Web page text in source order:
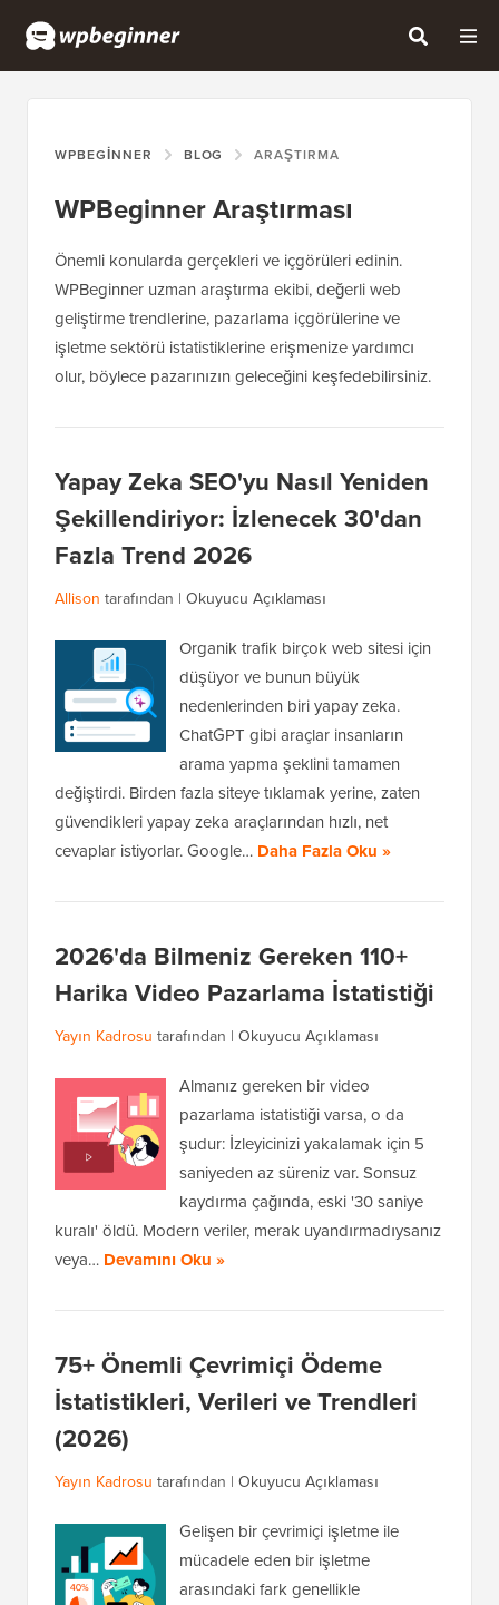
WPBEGINNER BLOG ARAŞTIRMA
WPBeginner Araştırması
Önemli konularda gerçekleri ve içgörüleri edinin.
WPBeginner uzman araştırma ekibi, değerli web
geliştirme trendlerine, pazarlama içgörülerine ve
işletme sektörü istatistiklerine erişmenize yardımcı
olur, böylece pazarınızın geleceğini keşfedebilirsiniz.
Yapay Zeka SEO'yu Nasıl Yeniden
Şekillendiriyor: İzlenecek 30'dan
Fazla Trend 2026
Allison tarafından | Okuyucu Açıklaması
Organik trafik birçok web sitesi için
düşüyor ve bunun büyük
nedenlerinden biri yapay zeka.
ChatGPT gibi araçlar insanların
arama yapma şeklini tamamen
değiştirdi. Birden fazla siteye tıklamak yerine, zaten
güvendikleri yapay zeka araçlarından hızlı, net
cevaplar istiyorlar. Google… Daha Fazla Oku »
2026'da Bilmeniz Gereken 110+
Harika Video Pazarlama İstatistiği
Yayın Kadrosu tarafından | Okuyucu Açıklaması
Almanız gereken bir video
pazarlama istatistiği varsa, o da
şudur: İzleyicinizi yakalamak için 5
saniyeden az süreniz var. Sonsuz
kaydırma çağında, eski '30 saniye
kuralı' öldü. Modern veriler, merak uyandırmadıysanız
veya… Devamını Oku »
75+ Önemli Çevrimiçi Ödeme
İstatistikleri, Verileri ve Trendleri
(2026)
Yayın Kadrosu tarafından | Okuyucu Açıklaması
Gelişen bir çevrimiçi işletme ile
mücadele eden bir işletme
arasındaki fark genellikle